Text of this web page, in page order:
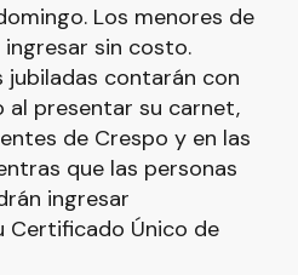
Los menores de
sin costo.
jubiladas contarán con
al presentar su carnet,
de Crespo y en las
que las personas
ingresar
Único de